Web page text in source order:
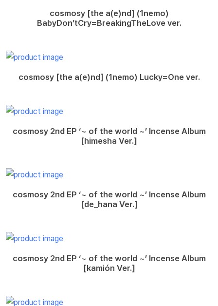
cosmosy [the a(e)nd] (1nemo)
BabyDon’tCry=BreakingTheLove ver.
cosmosy [the a(e)nd] (1nemo) Lucky=One ver.
cosmosy 2nd EP ‘~ of the world ~’ Incense Album
[himesha Ver.]
cosmosy 2nd EP ‘~ of the world ~’ Incense Album
[de_hana Ver.]
cosmosy 2nd EP ‘~ of the world ~’ Incense Album
[kamión Ver.]